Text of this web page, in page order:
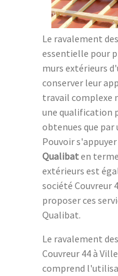
Le ravalement
essentielle pour
murs extérieurs
conserver leur
travail complexe
une qualification
obtenues que
Pouvoir
Qualibaten
extérieurs est
société Couvreur
proposer ces
Qualibat.
Le ravalement
Couvreur 44 à
comprend